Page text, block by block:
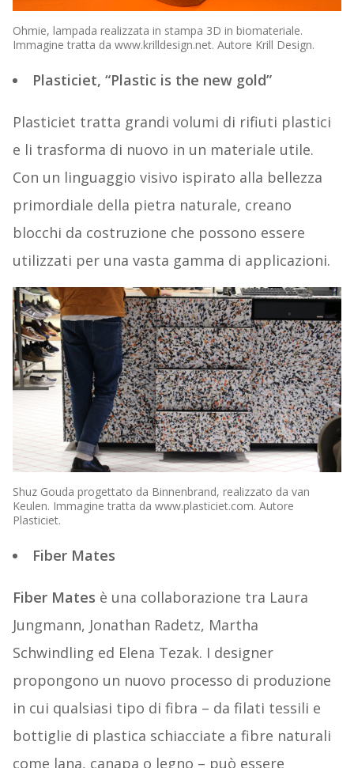
Ohmie, lampada realizzata in stampa 3D in biomateriale.
Immagine tratta da www.krilldesign.net. Autore Krill Design.
Plasticiet, “Plastic is the new gold”
Plasticiet tratta grandi volumi di rifiuti plastici
e li trasforma di nuovo in un materiale utile.
Con un linguaggio visivo ispirato alla bellezza
primordiale della pietra naturale, creano
blocchi da costruzione che possono essere
utilizzati per una vasta gamma di applicazioni.
Shuz Gouda progettato da Binnenbrand, realizzato da van
Keulen. Immagine tratta da www.plasticiet.com. Autore
Plasticiet.
Fiber Mates
Fiber Mates è una collaborazione tra Laura
Jungmann, Jonathan Radetz, Martha
Schwindling ed Elena Tezak. I designer
propongono un nuovo processo di produzione
in cui qualsiasi tipo di fibra – da filati tessili e
bottiglie di plastica schiacciate a fibre naturali
come lana, canapa o legno – può essere